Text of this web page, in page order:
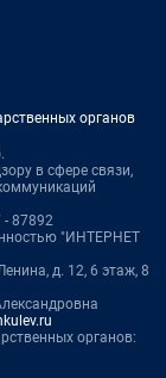
органов
в сфере связи,
87892
"ИНТЕРНЕТ
д. 12, 6 этаж, 8
органов: